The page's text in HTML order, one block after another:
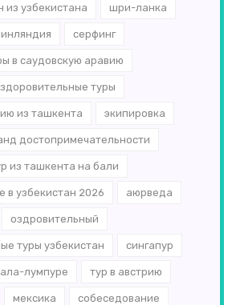
из узбекистана шри-ланка
серфинг
в саудовскую аравию
туры
из ташкента экипировка
достопримечательности
из ташкента на бали
в узбекистан 2026 аюрведа
оздровительный
туры узбекистан сингапур
лумпуре тур в австрию
мексика собеседование